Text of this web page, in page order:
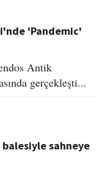
'Pandemic'
Antik
gerçekleşti...
sahneye